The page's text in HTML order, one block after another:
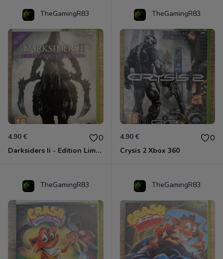
TheGamingR83
4.90 € 0
Darksiders Ii - Edition Limitée Xbox 360
TheGamingR83
4.90 € 0
Crysis 2 Xbox 360
TheGamingR83 TheGamingR83